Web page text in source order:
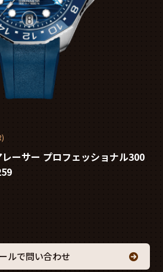
レーサー プロフェッショナル300
ルで問い合わせ